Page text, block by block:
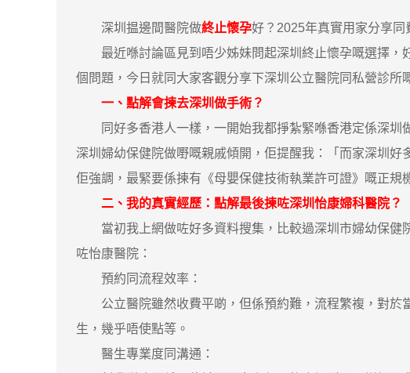
深圳揾邊間醫院做終止懷孕好？2025年真實用家分享同
最近喺討論區見到唔少姊妹問起深圳終止懷孕嘅選擇，
個問題，今日就同大家客觀分享下深圳公立醫院同私營診所
一、點解會揀去深圳做手術？
同好多香港人一樣，一開始我都掙紮緊喺香港定係深圳
深圳婦幼保健院做嘢嘅親戚傾開，佢提醒我：「而家深圳好
佢強調，最緊要係揀有《母嬰保健技術執業許可證》嘅正規
二、我的真實經歷：點解最後揀咗深圳怡康婦科醫院？
當初我上網做咗好多資料搜集，比較過深圳市婦幼保健
咗怡康醫院：
預約同流程效率：
公立醫院雖然收費平啲，但係預約難，流程繁複，對於
生，幾乎唔使點等。
醫生專業度同溝通：